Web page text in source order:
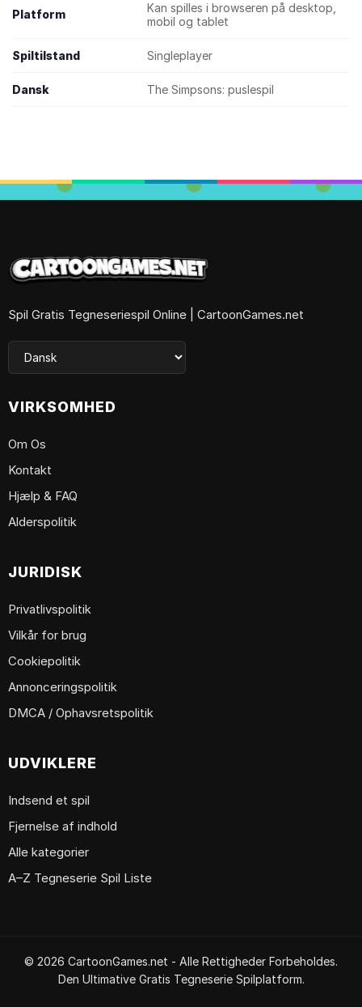
Platform
Kan spilles i browseren på desktop,
mobil og tablet
Spiltilstand Singleplayer
Dansk The Simpsons: puslespil
Spil Gratis Tegneseriespil Online | CartoonGames.net
VIRKSOMHED
Om Os
Kontakt
Hjælp & FAQ
Alderspolitik
JURIDISK
Privatlivspolitik
Vilkår for brug
Cookiepolitik
Annonceringspolitik
DMCA / Ophavsretspolitik
UDVIKLERE
Indsend et spil
Fjernelse af indhold
Alle kategorier
A–Z Tegneserie Spil Liste
© 2026 CartoonGames.net - Alle Rettigheder Forbeholdes.
Den Ultimative Gratis Tegneserie Spilplatform.